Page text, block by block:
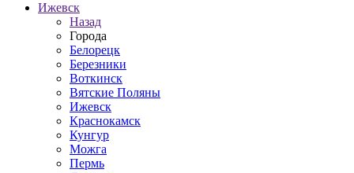
Ижевск
Назад
Города
Белорецк
Березники
Воткинск
Вятские Поляны
Ижевск
Краснокамск
Кунгур
Можга
Пермь